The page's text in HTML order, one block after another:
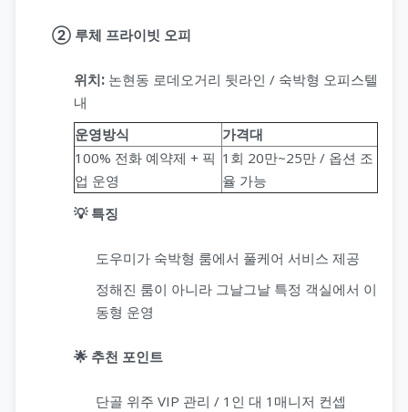
② 루체 프라이빗 오피
위치: 논현동 로데오거리 뒷라인 / 숙박형 오피스텔
내
운영방식
가격대
100% 전화 예약제 + 픽
업 운영
1회 20만~25만 / 옵션 조
율 가능
💡 특징
도우미가 숙박형 룸에서 풀케어 서비스 제공
정해진 룸이 아니라 그날그날 특정 객실에서 이
동형 운영
🌟 추천 포인트
단골 위주 VIP 관리 / 1인 대 1매니저 컨셉